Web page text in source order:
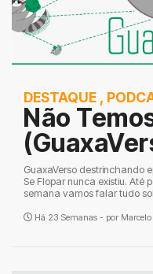
DESTAQUE ,
Não
GuaxaVerso destrinchando
Se Flopar nunca existiu. Até
semana vamos falar tudo
Há 23 Semanas - por